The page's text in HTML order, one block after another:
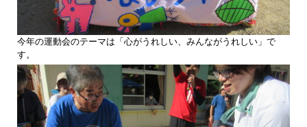
今年の運動会のテーマは「心がうれしい、みんながうれしい」で
す。